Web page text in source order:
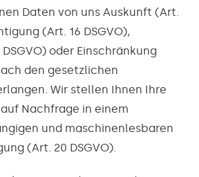
Daten von uns Auskunft (Art.
(Art. 16 DSGVO),
oder Einschränkung
den gesetzlichen
Wir stellen Ihnen Ihre
Nachfrage in einem
und maschinenlesbaren
(Art. 20 DSGVO).